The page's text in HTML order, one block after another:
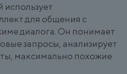
использует
для общения с
диалога. Он понимает
запросы, анализирует
максимально похожие